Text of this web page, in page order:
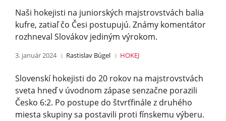
Naši hokejisti na juniorských majstrovstvách balia
kufre, zatiaľ čo Česi postupujú. Známy komentátor
rozhneval Slovákov jediným výrokom.
3. január 2024 Rastislav Búgel HOKEJ
Slovenskí hokejisti do 20 rokov na majstrovstvách
sveta hneď v úvodnom zápase senzačne porazili
Česko 6:2. Po postupe do štvrťfinále z druhého
miesta skupiny sa postavili proti fínskemu výberu.